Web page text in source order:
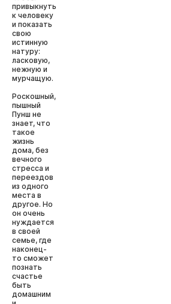
привыкнуть
к человеку
и показать
свою
истинную
натуру:
ласковую,
нежную и
мурчащую.
Роскошный,
пышный
Пунш не
знает, что
такое
жизнь
дома, без
вечного
стресса и
переездов
из одного
места в
другое. Но
он очень
нуждается
в своей
семье, где
наконец-
то сможет
познать
счастье
быть
домашним